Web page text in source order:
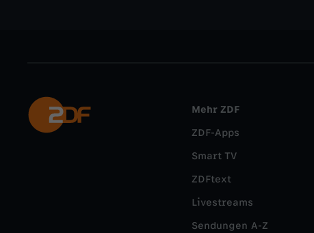
Mehr ZDF
ZDF-Apps
Smart TV
ZDFtext
Livestreams
Sendungen A-Z